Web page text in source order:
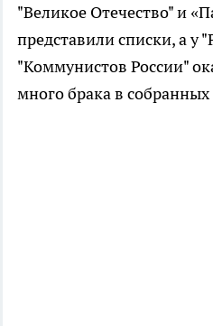
"Великое Отечество" и
представили списки, а у
"Коммунистов России"
много брака в